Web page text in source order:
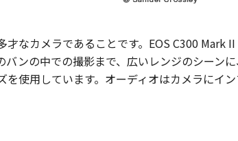
なカメラであることです。EOS C300 Mark
ンの中での撮影まで、広いレンジのシーン
使用しています。オーディオはカメラにイ